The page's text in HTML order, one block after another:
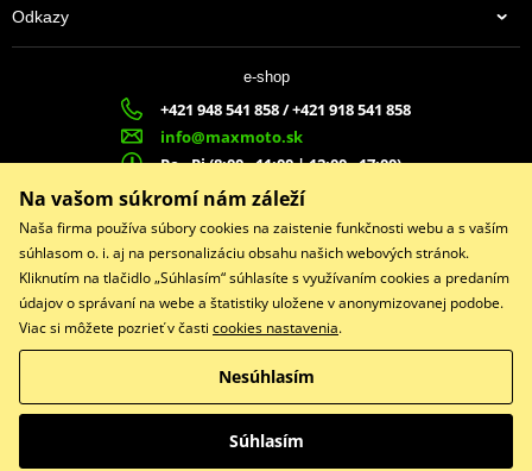
Odkazy
e-shop
+421 948 541 858 / +421 918 541 858
info@maxmoto.sk
Po - Pi (8:00 - 11:00 | 12:00 - 17:00)
MAX
MOTO s.r.o.
Slovenských dobrovoľníkov 1439
022 01 Čadca
Facebook
Copyright © 2026 www.maxmotoshop.sk
Všetky práva vyhradené
Prepnúť na klasickú verziu
Na vašom súkromí nám záleží
Naša firma používa súbory cookies na zaistenie funkčnosti webu a s vaším
súhlasom o. i. aj na personalizáciu obsahu našich webových stránok.
Kliknutím na tlačidlo „Súhlasím“ súhlasíte s využívaním cookies a predaním
údajov o správaní na webe a štatistiky uložene v anonymizovanej podobe.
Viac si môžete pozrieť v časti cookies nastavenia.
Nesúhlasím
Súhlasím